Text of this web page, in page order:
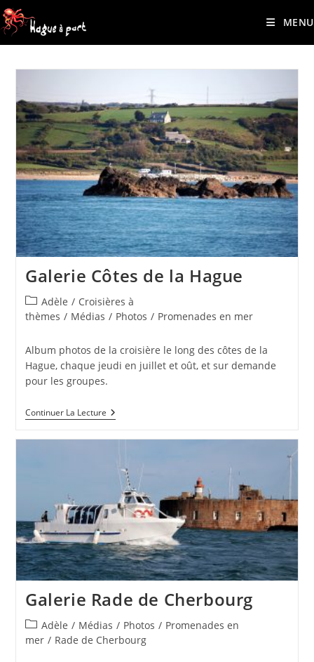
principal
Skip
to
content
MENU
Galerie Côtes de la Hague
Post
category:
Adèle / Croisières à
thèmes / Médias / Photos / Promenades en mer
Album photos de la croisière le long des côtes de la
Hague, chaque jeudi en juillet et oût, et sur demande
pour les groupes.
Continuer La LectureGalerie
Côtes
Galerie Rade de Cherbourg
Post
category:
Adèle / Médias / Photos / Promenades en
mer / Rade de Cherbourg